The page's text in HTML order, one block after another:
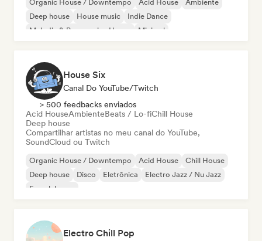
Organic House / Downtempo Acid House
Ambiente
Deep house
House music
Indie Dance
Melodic & Progressive House
Minimal
House Six
Canal Do YouTube/Twitch
> 500 feedbacks enviados
Acid HouseAmbienteBeats / Lo-fiChill House
Deep house
Compartilhar artistas no meu canal do YouTube,
SoundCloud ou Twitch
Organic House / Downtempo Acid House
Chill House
Deep house
Disco Eletrônica
Electro Jazz / Nu Jazz
French house
Electro Chill Pop